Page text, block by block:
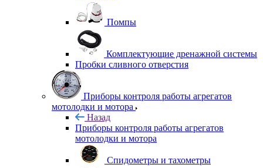
Помпы
Комплектующие дренажной системы
Пробки сливного отверстия
Приборы контроля работы агрегатов
мотолодки и мотора
Назад
Приборы контроля работы агрегатов
мотолодки и мотора
Спидометры и тахометры